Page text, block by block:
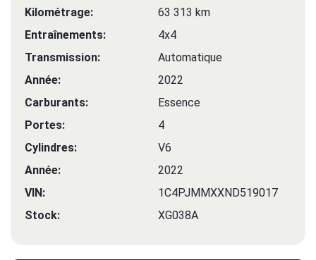
Kilométrage:
63 313 km
Entraînements:
4x4
Transmission:
Automatique
Année:
2022
Carburants:
Essence
Portes:
4
Cylindres:
V6
Année:
2022
VIN:
1C4PJMMXXND519017
Stock:
XG038A